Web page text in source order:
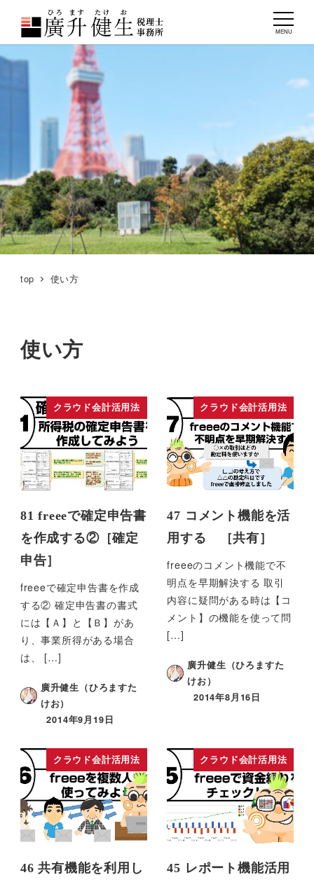
MENU
top 使い方
使い方
クラウド会計活用法
81 freeeで確定申告書
を作成する②［確定
申告］
freeeで確定申告書を作成
する② 確定申告書の書式
には【Ａ】と【Ｂ】があ
り、事業所得がある場合
は、 […]
廣升健生（ひろますた
けお）
2014年9月19日
クラウド会計活用法
47 コメント機能を活
用する ［共有］
freeeのコメント機能で不
明点を早期解決する 取引
内容に疑問がある時は【コ
メント】の機能を使って問
[…]
廣升健生（ひろますた
けお）
2014年8月16日
クラウド会計活用法
46 共有機能を利用し
クラウド会計活用法
45 レポート機能活用